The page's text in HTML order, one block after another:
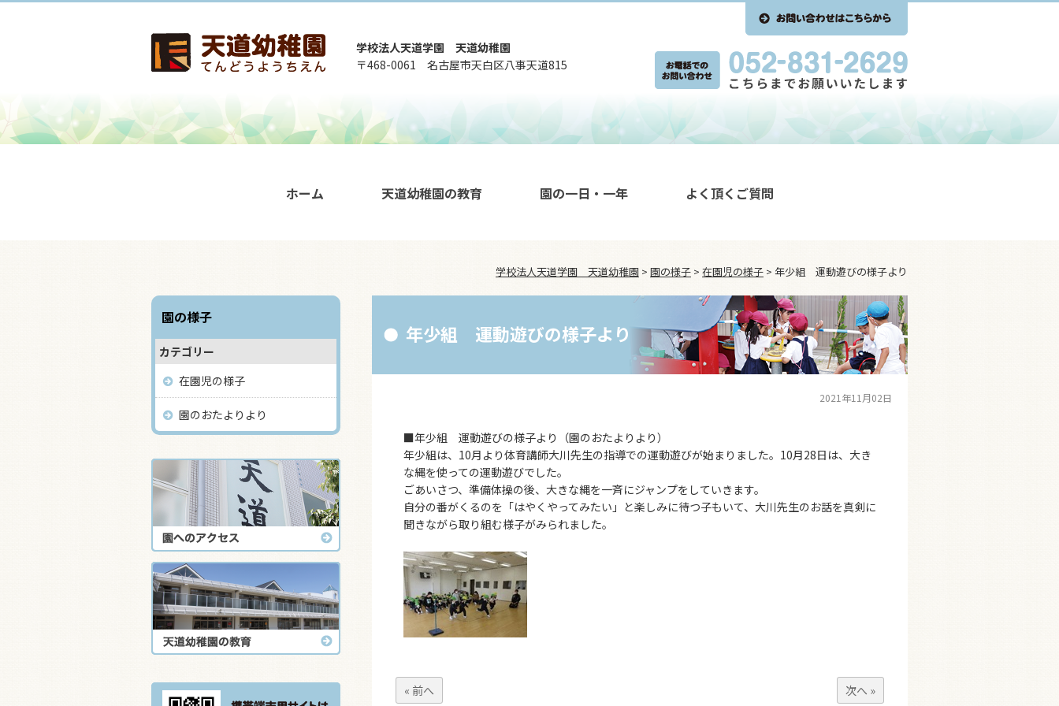
学校法人天道学園 天道幼稚園
〒468-0061 名古屋市天白区八事天道815
ホーム 天道幼稚園の教育 園の一日・一年 よく頂くご質問
学校法人天道学園 天道幼稚園 > 園の様子 > 在園児の様子 > 年少組 運動遊びの様子より
年少組 運動遊びの様子より
2021年11月02日
■年少組 運動遊びの様子より（園のおたよりより）
年少組は、10月より体育講師大川先生の指導での運動遊びが始まりました。10月28日は、大き
な縄を使っての運動遊びでした。
ごあいさつ、準備体操の後、大きな縄を一斉にジャンプをしていきます。
自分の番がくるのを「はやくやってみたい」と楽しみに待つ子もいて、大川先生のお話を真剣に
聞きながら取り組む様子がみられました。
« 前へ 次へ »
園の様子
カテゴリー
在園児の様子
園のおたよりより